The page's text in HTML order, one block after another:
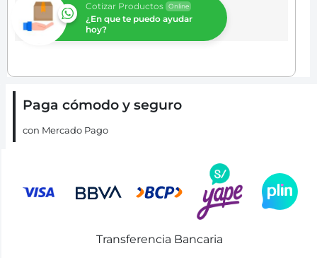
Cotizar Productos Online
¿En que te puedo ayudar
hoy?
Paga cómodo y seguro
con Mercado Pago
Transferencia Bancaria